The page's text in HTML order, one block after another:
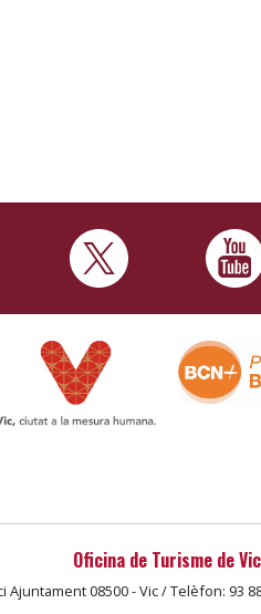
Oficina de Turisme de Vic
Ajuntament 08500 - Vic / Telèfon: 93